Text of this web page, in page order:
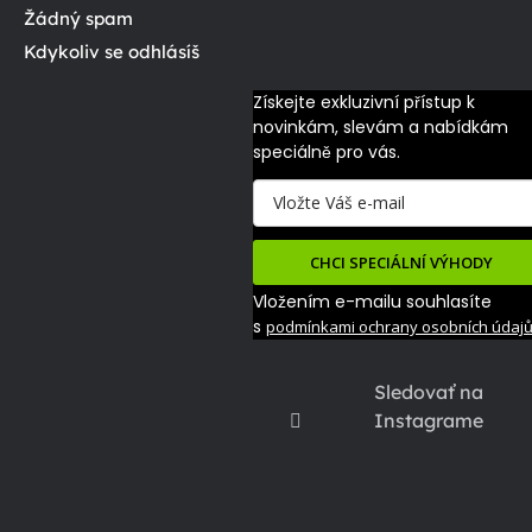
Sledovať na
Instagrame
Žádný spam
Kdykoliv se odhlásíš
Získejte exkluzivní přístup k
novinkám, slevám a nabídkám
speciálně pro vás.
CHCI SPECIÁLNÍ VÝHODY
Vložením e-mailu souhlasíte
s podmínkami ochrany osobních údajů